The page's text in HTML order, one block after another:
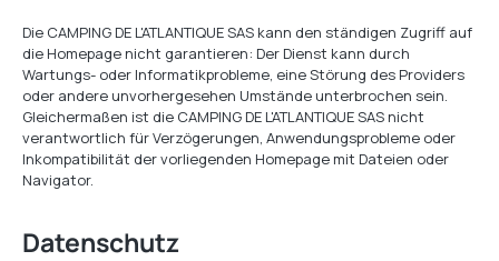
Die CAMPING DE L'ATLANTIQUE SAS kann den ständigen Zugriff auf
die Homepage nicht garantieren: Der Dienst kann durch
Wartungs- oder Informatikprobleme, eine Störung des Providers
oder andere unvorhergesehen Umstände unterbrochen sein.
Gleichermaßen ist die CAMPING DE L'ATLANTIQUE SAS nicht
verantwortlich für Verzögerungen, Anwendungsprobleme oder
Inkompatibilität der vorliegenden Homepage mit Dateien oder
Navigator.
Datenschutz